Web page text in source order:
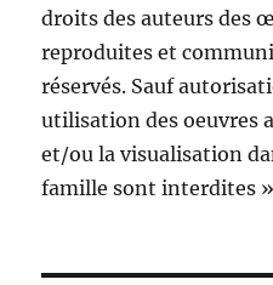
droits des auteurs des
reproduites et
réservés. Sauf
utilisation des oeuvres
et/ou la visualisation
famille sont interdites »